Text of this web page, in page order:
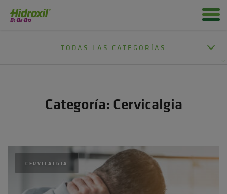
TODAS LAS CATEGORÍAS
Categoría: Cervicalgia
CERVICALGIA